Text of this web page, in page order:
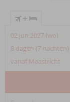
+
02 jun 2027 (wo)
8 dagen (7 nachten)
vanaf Maastricht